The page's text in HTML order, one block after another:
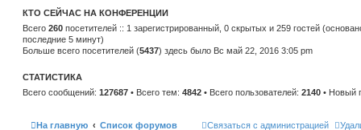
о
б
щ
е
ю
о
с
л
е
д
н
у
о
КТО СЕЙЧАС НА КОНФЕРЕНЦИИ
Всего 260 посетителей :: 1 зарегистрированный, 0 скрытых и 259 гостей
последние 5 минут)
Больше всего посетителей (5437) здесь было Вс май 22, 2016 3:05 pm
СТАТИСТИКА
Всего сообщений: 127687 • Всего тем: 4842 • Всего пользователей: 2140 • Новый
На главную Список форумов Связаться с администрацией